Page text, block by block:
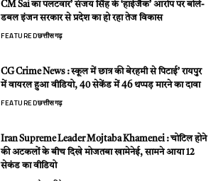
CM Sai का पलटवार’ संजय सिंह के ‘हाईजैक’ आरोप पर बोले-
डबल इंजन सरकार से प्रदेश का हो रहा तेज विकास
FEATUREDछत्तीसगढ़
CG Crime News : स्कूल में छात्र की बेरहमी से पिटाई’ रायपुर
में वायरल हुआ वीडियो, 40 सेकेंड में 46 थप्पड़ मारने का दावा
FEATUREDछत्तीसगढ़
Iran Supreme Leader Mojtaba Khamenei : चोटिल होने
की अटकलों के बीच दिखे मोजतबा खामेनेई, सामने आया 12
सेकंड का वीडियो